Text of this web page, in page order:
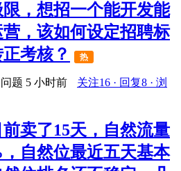
，想招一个能开发能
，该如何设定招聘标
考核？
热
题 5 小时前
关注16 · 回复8 · 浏
卖了15天，自然流量
自然位最近五天基本